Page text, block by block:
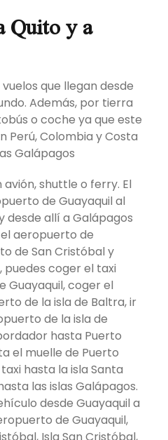
Quito y a
que llegan desde
Además, por tierra
o coche ya que este
Perú, Colombia y Costa
Galápagos
shuttle o ferry. El
de Guayaquil al
allí a Galápagos
aeropuerto de
de San Cristóbal y
puedes coger el taxi
Guayaquil, coger el
de la isla de Baltra, ir
de la isla de
hasta Puerto
el muelle de Puerto
hasta la isla Santa
las islas Galápagos.
desde Guayaquil a
de Guayaquil,